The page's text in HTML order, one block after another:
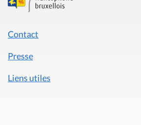
Contact
Presse
Liens utiles